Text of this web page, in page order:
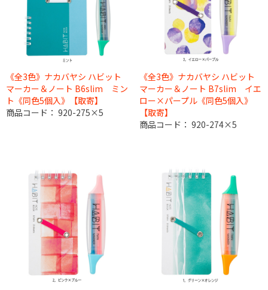
《全3色》ナカバヤシ ハビット
マーカー＆ノート B6slim ミン
ト《同色5個入》【取寄】
商品コード： 920-275×5
《全3色》ナカバヤシ ハビット
マーカー＆ノート B7slim イエ
ロー×パープル《同色5個入》
【取寄】
商品コード： 920-274×5